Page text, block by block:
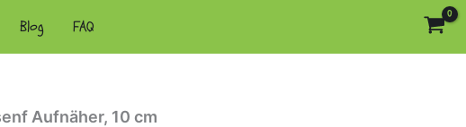
Blog FAQ
Aufnäher, 10 cm